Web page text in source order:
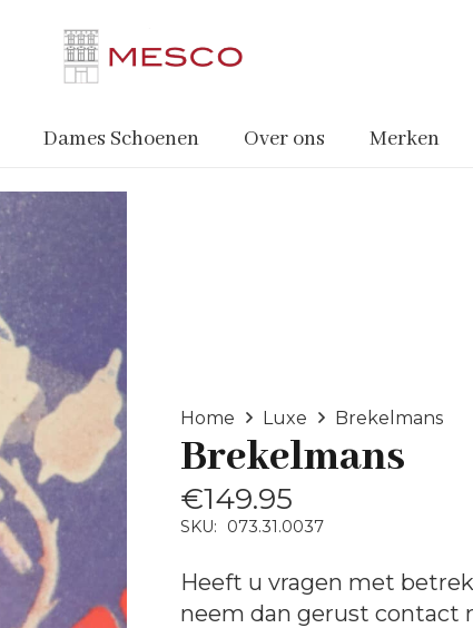
Dames Schoenen Over ons Merken
Home Luxe Brekelmans
Brekelmans
€149.95
SKU: 073.31.0037
Heeft u vragen met
neem dan gerust contact